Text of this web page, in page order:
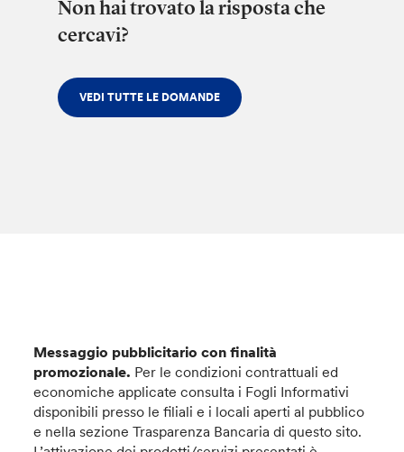
Non hai trovato la risposta che
cercavi?
VEDI TUTTE LE DOMANDE
Messaggio pubblicitario con finalità
promozionale. Per le condizioni contrattuali ed
economiche applicate consulta i Fogli Informativi
disponibili presso le filiali e i locali aperti al pubblico
e nella sezione Trasparenza Bancaria di questo sito.